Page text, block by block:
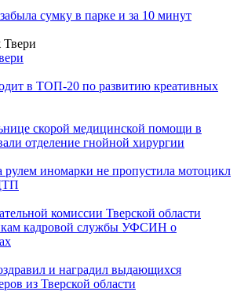
сумку в парке и за 10 минут
в ТОП-20 по развитию креативных
скорой медицинской помощи в
отделение гнойной хирургии
иномарки не пропустила мотоцикл
комиссии Тверской области
кадровой службы УФСИН о
и наградил выдающихся
из Тверской области